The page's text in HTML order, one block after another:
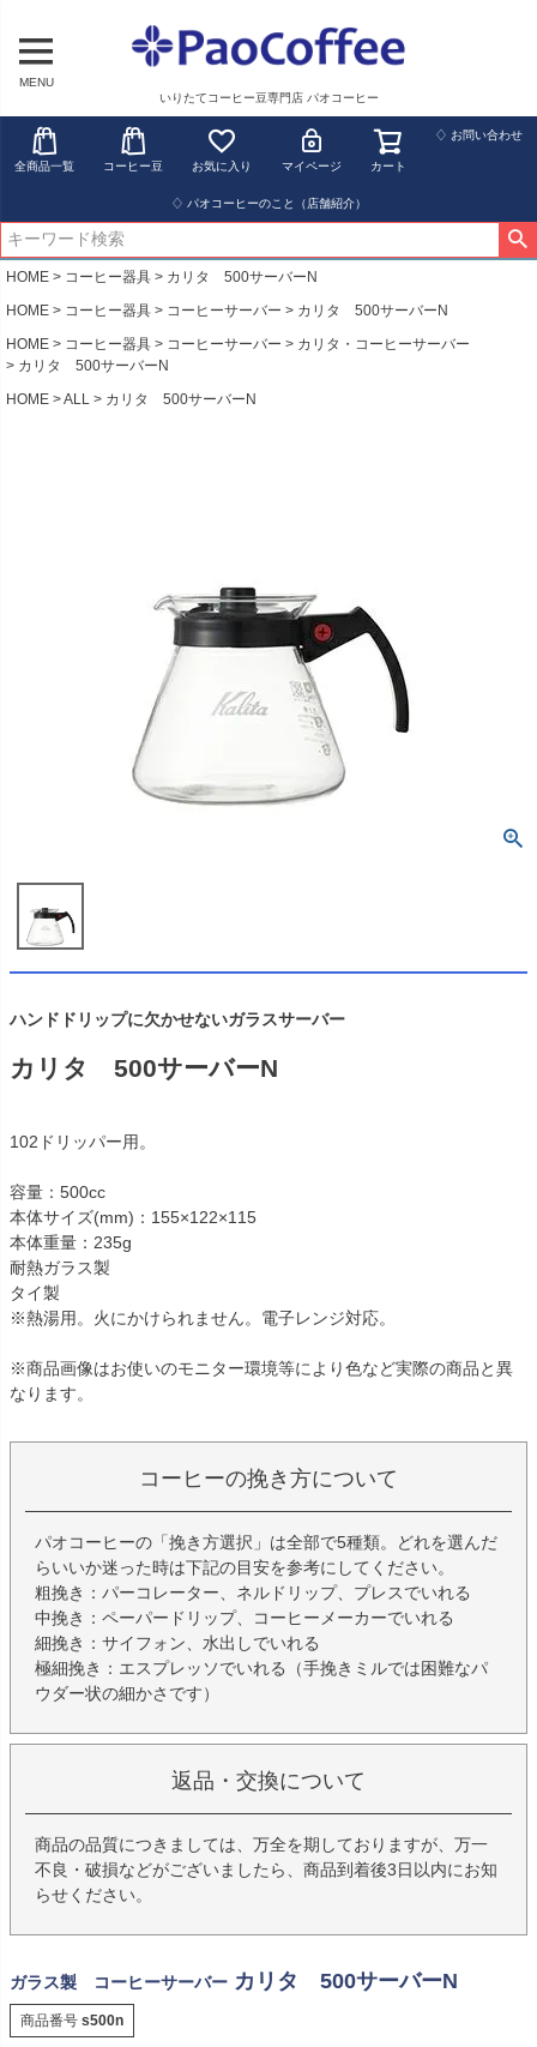
MENU
いりたてコーヒー豆専門店 パオコーヒー
全商品一覧 コーヒー豆 お気に入り マイページ カート
♢ お問い合わせ
♢ パオコーヒーのこと（店舗紹介）
HOME コーヒー器具
カリタ 500サーバーN
HOME
コーヒー器具 コーヒーサーバー
カリタ 500サーバーN
HOME
コーヒー器具 コーヒーサーバー
カリタ・コーヒーサーバー
カリタ 500サーバーN
HOME
ALL カリタ 500サーバーN
ハンドドリップに欠かせないガラスサーバー
カリタ 500サーバーN
102ドリッパー用。
容量：500cc
本体サイズ(mm)：155×122×115
本体重量：235g
耐熱ガラス製
タイ製
※熱湯用。火にかけられません。電子レンジ対応。
※商品画像はお使いのモニター環境等により色など実際の商品と異
なります。
コーヒーの挽き方について
パオコーヒーの「挽き方選択」は全部で5種類。どれを選んだ
らいいか迷った時は下記の目安を参考にしてください。
粗挽き：パーコレーター、ネルドリップ、プレスでいれる
中挽き：ペーパードリップ、コーヒーメーカーでいれる
細挽き：サイフォン、水出しでいれる
極細挽き：エスプレッソでいれる（手挽きミルでは困難なパ
ウダー状の細かさです）
返品・交換について
商品の品質につきましては、万全を期しておりますが、万一
不良・破損などがございましたら、商品到着後3日以内にお知
らせください。
ガラス製 コーヒーサーバー カリタ 500サーバーN
商品番号 s500n